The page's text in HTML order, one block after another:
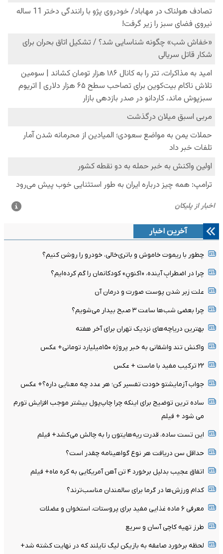
آخرین اخبار
چطور با ریموت خاموش و باتری‌خالی، خودرو را روشن کنیم؟
چرا در اضطرابِ آینده، «اکنونِ» کودکانمان را گم کرده‌ایم؟
علت زبر شدن پوست صورت و درمان آن
چرا بعضی شب‌ها ساعت ۳ صبح بیدار می‌شویم؟
بهترین دریاچه‌های نزدیک تهران برای آخر هفته
واکنش تند واشقانی به خبر پروژه ۱۵۰میلیارد تومانی+ عکس
۲۲ ترکیب مفید با ماست + عکس
جواب آزمایشتو خودت تفسیر کن؛ هر عدد چه معنایی داره؟+ عکس
ساده ترین توضیح برای اینکه چرا چاپ‌پول بیشتر موجب افزایش تورم
می شود + فیلم
این تست ساده، قدرت ریه‌هایتون را به چالش می‌کشد+ فیلم
حداقل سن دریافت هر نوع گواهینامه چقدر است؟
اتفاق عجیب بدلیل برخورد ۴ تن آهن آمریکایی به کره ماه+ فیلم
کدام ورزش‌ها در گرما برای سالمندان مناسب‌ترند؟
معرفی ۶ ماده غذایی مفید برای پروستات، استخوان و عضلات
طرز تهیه کاچی آسان و سریع
لحظه برخورد صاعقه به بازیکن لیگ تایلند که در نهایت کشته شد+